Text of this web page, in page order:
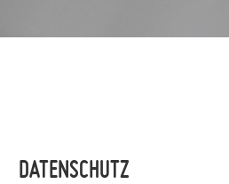
DATENSCHUTZ